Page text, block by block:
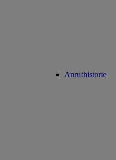
Anrufhistorie